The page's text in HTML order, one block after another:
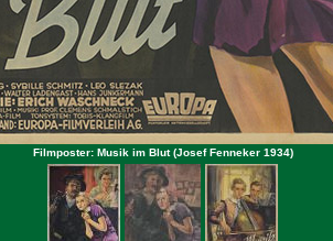
Filmposter: Musik im Blut (Josef Fenneker 1934)